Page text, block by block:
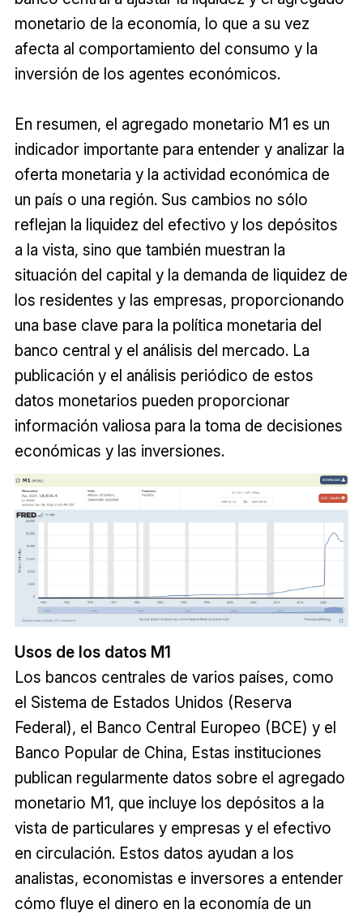
monetario de la economía, lo que a su vez
afecta al comportamiento del consumo y la
inversión de los agentes económicos.
En resumen, el agregado monetario M1 es un
indicador importante para entender y analizar la
oferta monetaria y la actividad económica de
un país o una región. Sus cambios no sólo
reflejan la liquidez del efectivo y los depósitos
a la vista, sino que también muestran la
situación del capital y la demanda de liquidez de
los residentes y las empresas, proporcionando
una base clave para la política monetaria del
banco central y el análisis del mercado. La
publicación y el análisis periódico de estos
datos monetarios pueden proporcionar
información valiosa para la toma de decisiones
económicas y las inversiones.
Usos de los datos M1
Los bancos centrales de varios países, como
el Sistema de Estados Unidos (Reserva
Federal), el Banco Central Europeo (BCE) y el
Banco Popular de China, Estas instituciones
publican regularmente datos sobre el agregado
monetario M1, que incluye los depósitos a la
vista de particulares y empresas y el efectivo
en circulación. Estos datos ayudan a los
analistas, economistas e inversores a entender
cómo fluye el dinero en la economía de un